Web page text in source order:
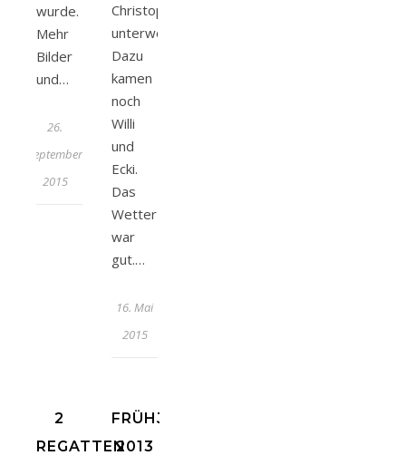
wurde.
Mehr
Bilder
und…
26.
September
2015
Christopher
unterwegs.
Dazu
kamen
noch
Willi
und
Ecki.
Das
Wetter
war
gut.…
16. Mai
2015
2
REGATTEN
FRÜHJAHRSREGATTA
2013